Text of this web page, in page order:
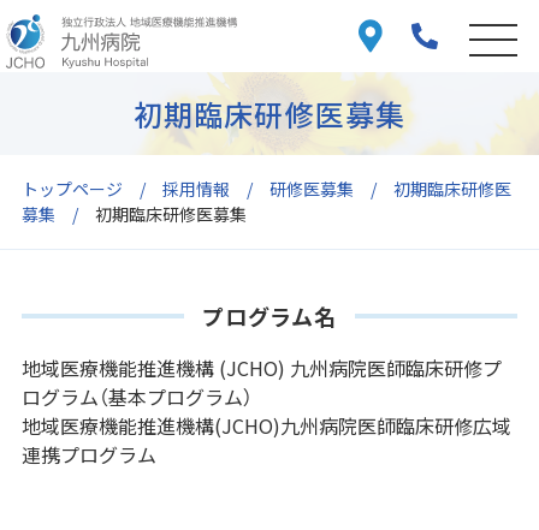
トップページ 採用情報 研修医募集
初期臨床研修医
募集
初期臨床研修医募集
初期臨床研修医募集
プログラム名
地域医療機能推進機構 (JCHO) 九州病院医師臨床研修プ
ログラム（基本プログラム）
地域医療機能推進機構(JCHO)九州病院医師臨床研修広域
連携プログラム